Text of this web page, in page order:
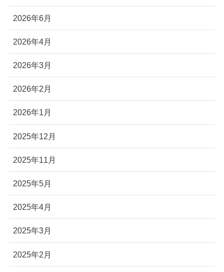
2026年6月
2026年4月
2026年3月
2026年2月
2026年1月
2025年12月
2025年11月
2025年5月
2025年4月
2025年3月
2025年2月